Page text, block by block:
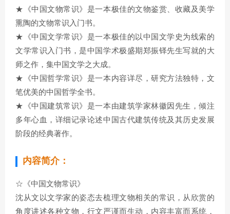
★《中国文物常识》是一本极佳的文物鉴赏、收藏及美学
熏陶的文物常识入门书。
★《中国文学常识》是一本极佳的以中国文学史为线索的
文学常识入门书，是中国学术极盛期郑振铎先生写就的大
师之作，集中国文学之大成。
★《中国哲学常识》是一本内容详尽，研究方法独特，文
笔优美的中国哲学全书。
★《中国建筑常识》是一本由建筑学家林徽因先生，倾注
多年心血，详细记录论述中国古代建筑传统及其历史发展
阶段的经典著作。
内容简介：
☆《中国文物常识》
沈从文以文学家的姿态去梳理文物相关的常识，从欣赏的
角度讲述各种文物，行文严谨而生动，内容丰富而系统，